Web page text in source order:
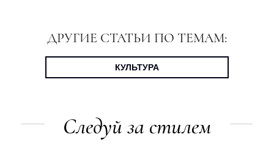
ДРУГИЕ СТАТЬИ ПО ТЕМАМ:
КУЛЬТУРА
Следуй за стилем